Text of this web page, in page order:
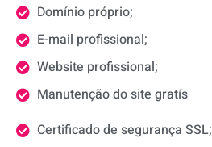
Domínio próprio;
E-mail profissional;
Website profissional;
Manutenção do site gratís
Certificado de segurança SSL;